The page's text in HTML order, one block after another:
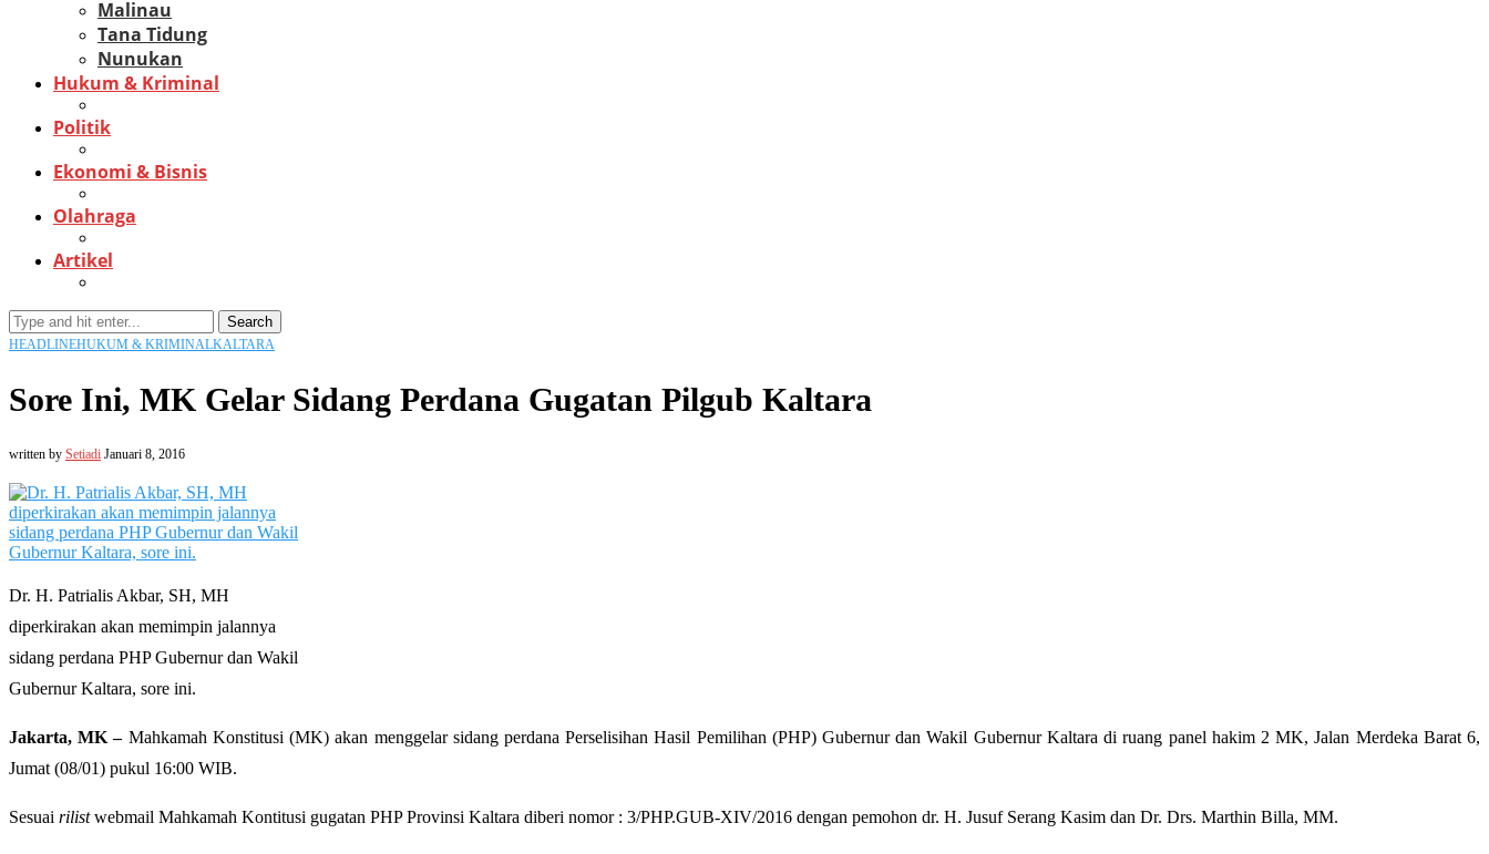
Malinau
Tana Tidung
Nunukan
Hukum & Kriminal
Politik
Ekonomi & Bisnis
Olahraga
Artikel
Search
HEADLINEHUKUM & KRIMINALKALTARA
Sore Ini, MK Gelar Sidang Perdana Gugatan Pilgub Kaltara
written by Setiadi Januari 8, 2016
Dr. H. Patrialis Akbar, SH, MH
diperkirakan akan memimpin jalannya
sidang perdana PHP Gubernur dan Wakil
Gubernur Kaltara, sore ini.
Jakarta, MK – Mahkamah Konstitusi (MK) akan menggelar sidang perdana Perselisihan Hasil Pemilihan (PHP) Gubernur dan Wakil Gubernur Kaltara di ruang panel hakim 2 MK, Jalan Merdeka Barat 6,
Jumat (08/01) pukul 16:00 WIB.
Sesuai rilistwebmail Mahkamah Kontitusi gugatan PHP Provinsi Kaltara diberi nomor : 3/PHP.GUB-XIV/2016 dengan pemohon dr. H. Jusuf Serang Kasim dan Dr. Drs. Marthin Billa, MM.